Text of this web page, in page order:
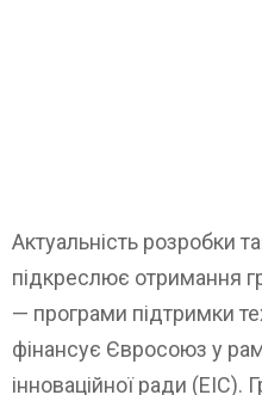
Актуальність розробки
підкреслює отримання
— програми підтримки
фінансує Євросоюз у
інноваційної ради (EIC).